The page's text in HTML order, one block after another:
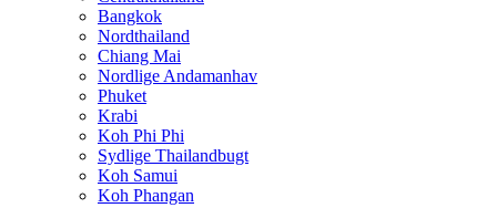
Bangkok
Nordthailand
Chiang Mai
Nordlige Andamanhav
Phuket
Krabi
Koh Phi Phi
Sydlige Thailandbugt
Koh Samui
Koh Phangan